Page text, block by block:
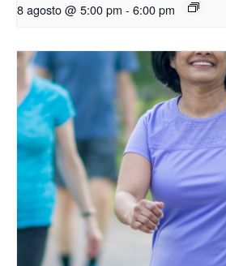
8 agosto @ 5:00 pm - 6:00 pm